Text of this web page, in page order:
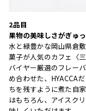
2品目
果物の美味しさがぎゅ
水と緑豊かな岡山県倉
菓子が人気のカフェ〈
バイヤー厳選のフレー
め合わせた、HYACCA
ちを残すように煮た自
はもちろん、アイスク